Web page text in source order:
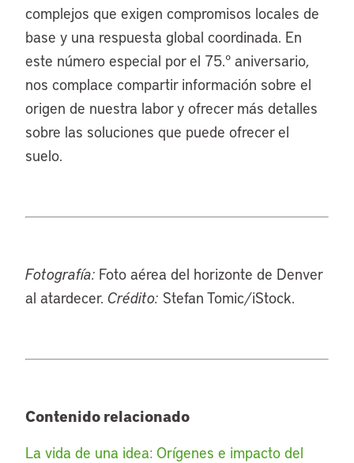
complejos que exigen compromisos locales de
base y una respuesta global coordinada. En
este número especial por el 75.º aniversario,
nos complace compartir información sobre el
origen de nuestra labor y ofrecer más detalles
sobre las soluciones que puede ofrecer el
suelo.
Fotografía: Foto aérea del horizonte de Denver
al atardecer. Crédito: Stefan Tomic/iStock.
Contenido relacionado
La vida de una idea: Orígenes e impacto del